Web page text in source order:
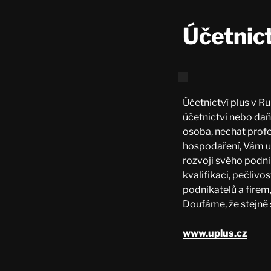
Účetnictví plus v
účetnictví nebo
osoba, nechat
hospodaření, Vám
rozvoji svého
kvalifikaci,
podnikatelů a
Doufáme, že
www.uplus.cz